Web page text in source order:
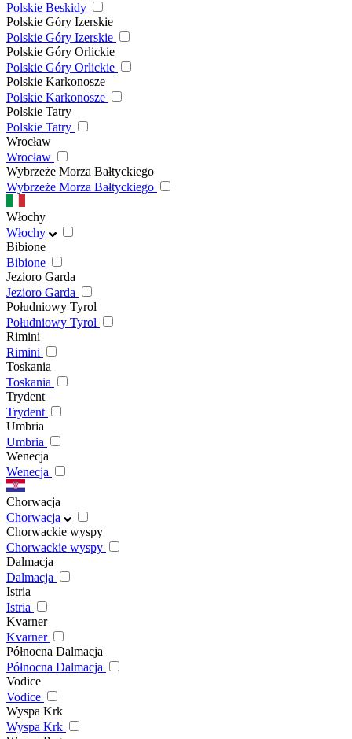
Polskie Beskidy
Polskie Góry Izerskie
Polskie Góry Izerskie
Polskie Góry Orlickie
Polskie Góry Orlickie
Polskie Karkonosze
Polskie Karkonosze
Polskie Tatry
Polskie Tatry
Wrocław
Wrocław
Wybrzeże Morza Bałtyckiego
Wybrzeże Morza Bałtyckiego
Włochy
Włochy
Bibione
Bibione
Jezioro Garda
Jezioro Garda
Południowy Tyrol
Południowy Tyrol
Rimini
Rimini
Toskania
Toskania
Trydent
Trydent
Umbria
Umbria
Wenecja
Wenecja
Chorwacja
Chorwacja
Chorwackie wyspy
Chorwackie wyspy
Dalmacja
Dalmacja
Istria
Istria
Kvarner
Kvarner
Północna Dalmacja
Północna Dalmacja
Vodice
Vodice
Wyspa Krk
Wyspa Krk